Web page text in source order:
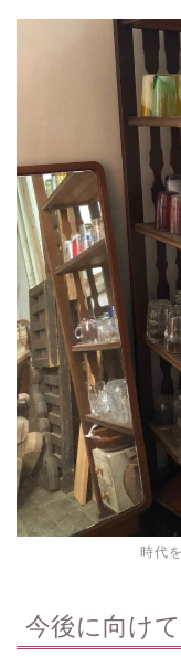
時代
今後に向けて